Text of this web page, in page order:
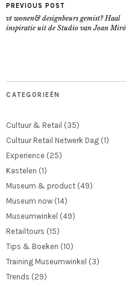
PREVIOUS POST
vt wonen& designbeurs gemist? Haal
inspiratie uit de Studio van Joan Miró
CATEGORIEËN
Cultuur & Retail (35)
Cultuur Retail Netwerk Dag (1)
Experience (25)
Kastelen (1)
Museum & product (49)
Museum now (14)
Museumwinkel (49)
Retailtours (15)
Tips & Boeken (10)
Training Museumwinkel (3)
Trends (29)